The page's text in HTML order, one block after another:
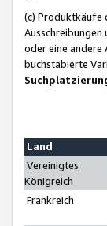
(c) Produktkäufe
oder eine andere
buchstabierte
Land
Vereinigtes
Königreich
Frankreich